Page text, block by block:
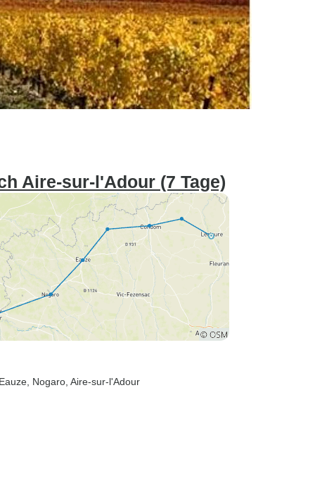
Aire-sur-l'Adour (7 Tage)
, Nogaro , Aire-sur-l'Adour